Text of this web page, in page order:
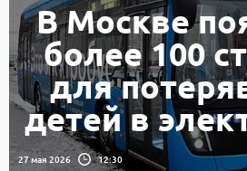
В Москве
более 100
для
детей в
27 мая 2026 12:30